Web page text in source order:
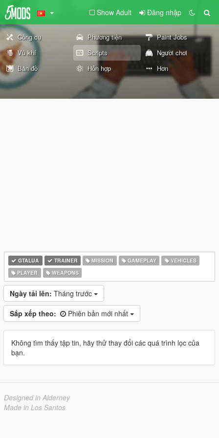
Show Adult Đăng nhập
Công cụ Phương tiện
Paint Jobs
Vũ khí
Scripts
Người chơi
Bản đồ
Hỗn hợp Hơn
GTALUA TRAINER MISSION GAMEPLAY
VEHICLES
PLAYER
WEAPONS
Ngày tải lên: Tháng trước
Sắp xếp theo: Phiên bản mới nhất
Không tìm thấy tập tin, hãy thử thay đổi các quá trình lọc của
bạn.
Designed in Alderney
Made in Los Santos